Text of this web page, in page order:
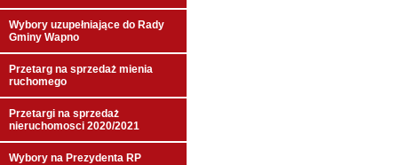
Wybory uzupełniające do Rady
Gminy Wapno
Przetarg na sprzedaż mienia
ruchomego
Przetargi na sprzedaż
nieruchomosci 2020/2021
Wybory na Prezydenta RP